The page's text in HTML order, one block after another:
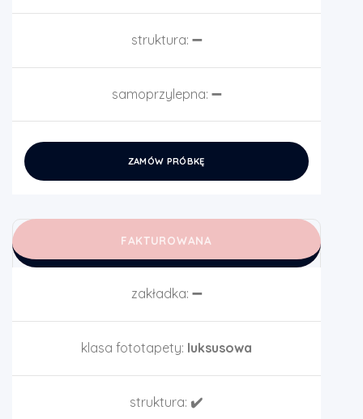
struktura: ➖
samoprzylepna: ➖
ZAMÓW PRÓBKĘ
FAKTUROWANA
zakładka: ➖
klasa fototapety: luksusowa
struktura: ✔️